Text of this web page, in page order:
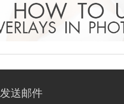
发送邮件